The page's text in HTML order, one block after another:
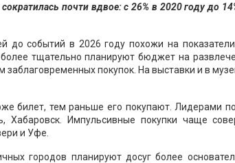
почти вдвое: с 26% в 2020 году до
событий в 2026 году похожи на показатели
тщательно планируют бюджет на
покупок. На выставки и в
билет, тем раньше его покупают. Лидерами
Хабаровск. Импульсивные покупки чаще
и Уфе.
городов планируют досуг более